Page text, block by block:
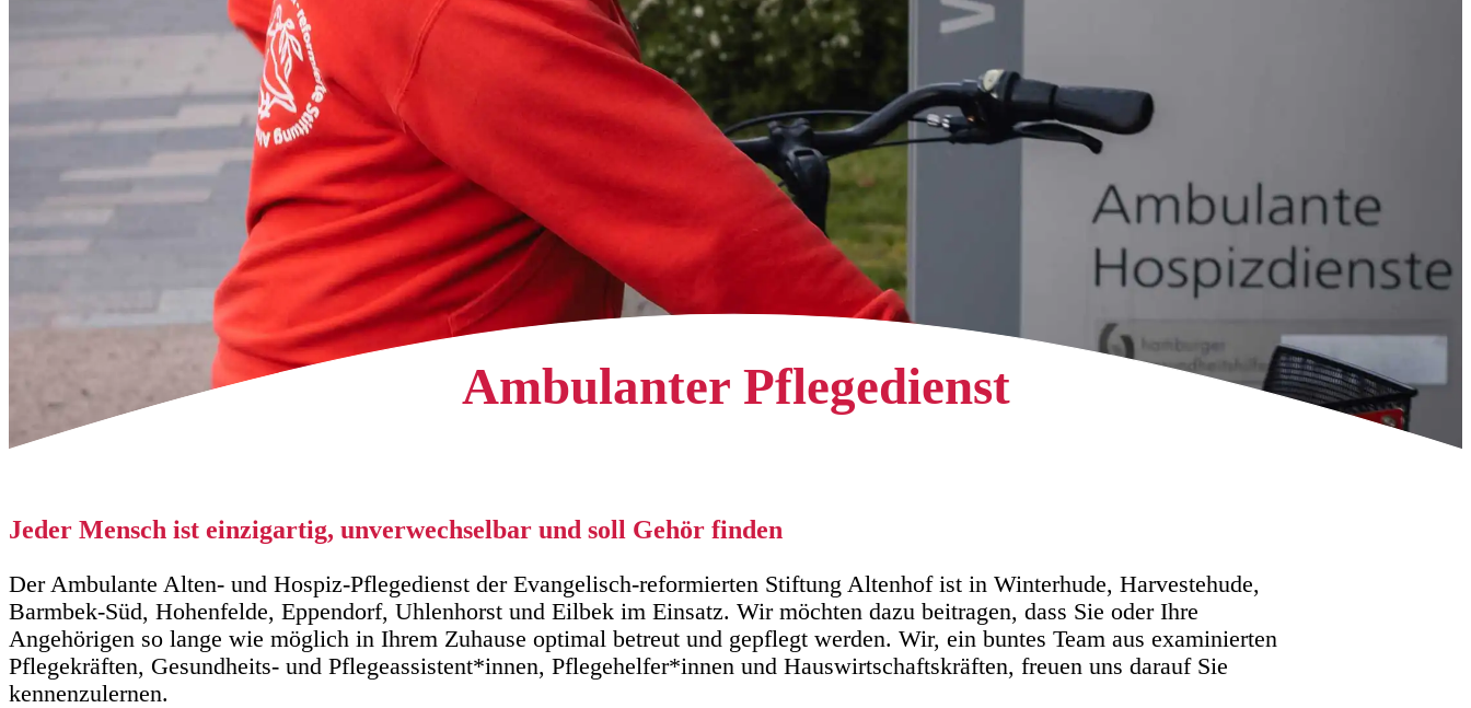
Ambulanter Pflegedienst
Jeder Mensch ist einzigartig, unverwechselbar und soll Gehör finden
Der Ambulante Alten- und Hospiz-Pflegedienst der Evangelisch-reformierten Stiftung Altenhof ist in Winterhude, Harvestehude,
Barmbek-Süd, Hohenfelde, Eppendorf, Uhlenhorst und Eilbek im Einsatz. Wir möchten dazu beitragen, dass Sie oder Ihre
Angehörigen so lange wie möglich in Ihrem Zuhause optimal betreut und gepflegt werden. Wir, ein buntes Team aus examinierten
Pflegekräften, Gesundheits- und Pflegeassistent*innen, Pflegehelfer*innen und Hauswirtschaftskräften, freuen uns darauf Sie
kennenzulernen.